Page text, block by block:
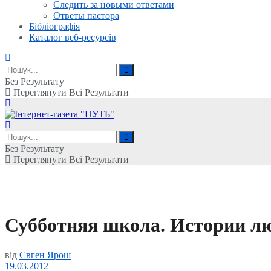
Следить за новыми ответами
Ответы пастора
Бібліографія
Каталог веб-ресурсів
Без Результату
Переглянути Всі Результати
Без Результату
Переглянути Всі Результати
Субботняя школа. Истории
від Євген Ярош
19.03.2012